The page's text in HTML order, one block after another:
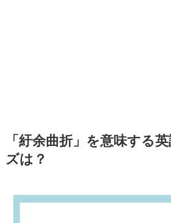
「紆余曲折」を意味する
ズは？